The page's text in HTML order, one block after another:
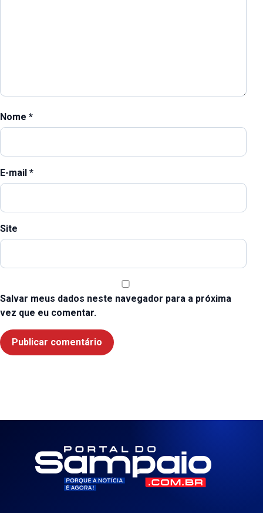
Nome *
E-mail *
Site
Salvar meus dados neste navegador para a próxima
vez que eu comentar.